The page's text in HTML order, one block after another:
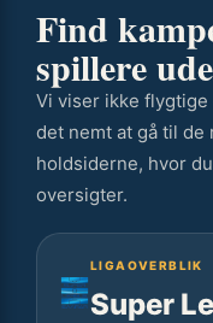
Super
League
1
25/26
–
runde
Find
spillere
Vi viser ikke
det nemt at gå til de
holdsiderne, hvor
oversigter.
LIGAOVERBLIK
Super